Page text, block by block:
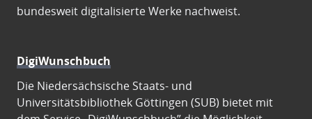
bundesweit digitalisierte Werke nachweist.
DigiWunschbuch
Die Niedersächsische Staats- und
Universitätsbibliothek Göttingen (SUB) bietet mit